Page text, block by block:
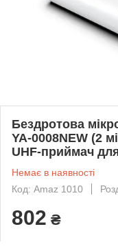
Бездротова
YA-0008NEW (2
UHF-приймач
Немає в наявності
Код: Amaz 1010
802 ₴